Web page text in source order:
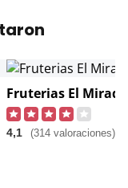
Fruterias El
4,1 (314 valoraciones)